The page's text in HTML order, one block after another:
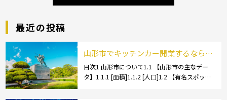
最近の投稿
山形市でキッチンカー開業するなら格
安のレンタル・リース！営業許可取得
の流れも解説！
目次1 山形市について1.1 【山形市の主なデー
タ】1.1.1 [面積]1.1.2 [人口]1.2 【有名スポッ